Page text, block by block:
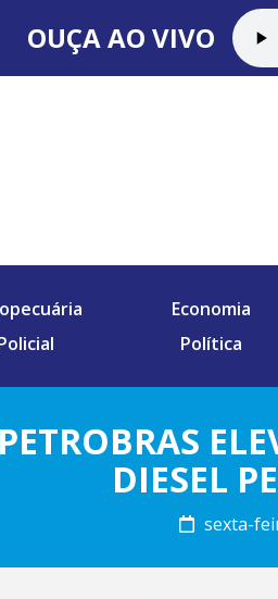
OUÇA AO VIVO
Economia
Política
PETROBRAS
DIESEL
sexta-